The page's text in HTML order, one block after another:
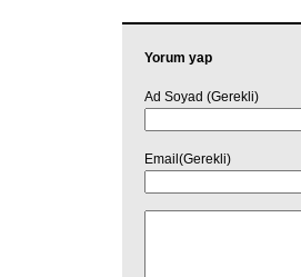
Yorum yap
Ad Soyad (Gerekli)
Email(Gerekli)